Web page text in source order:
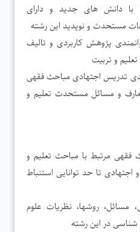
با دانش های جدید و دارای
مستحدث و نوپدید این رشته
پژوهش کاربردی و تالیف
و تربیت
تدریس اجتهادی مباحث فقهی
و مسائل مستحدث تعلیم و
فقهی مرتبط با مباحث تعلیم و
تا حد توانایی استنباط
مسائل، روشها، نظریات علوم
در این رشته